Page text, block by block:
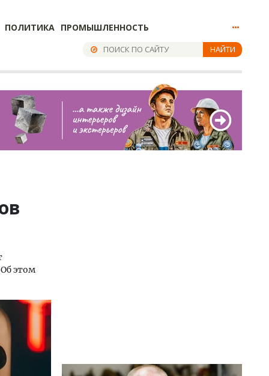
ПОЛИТИКА ПРОМЫШЛЕННОСТЬ
НАЙТИ
этом